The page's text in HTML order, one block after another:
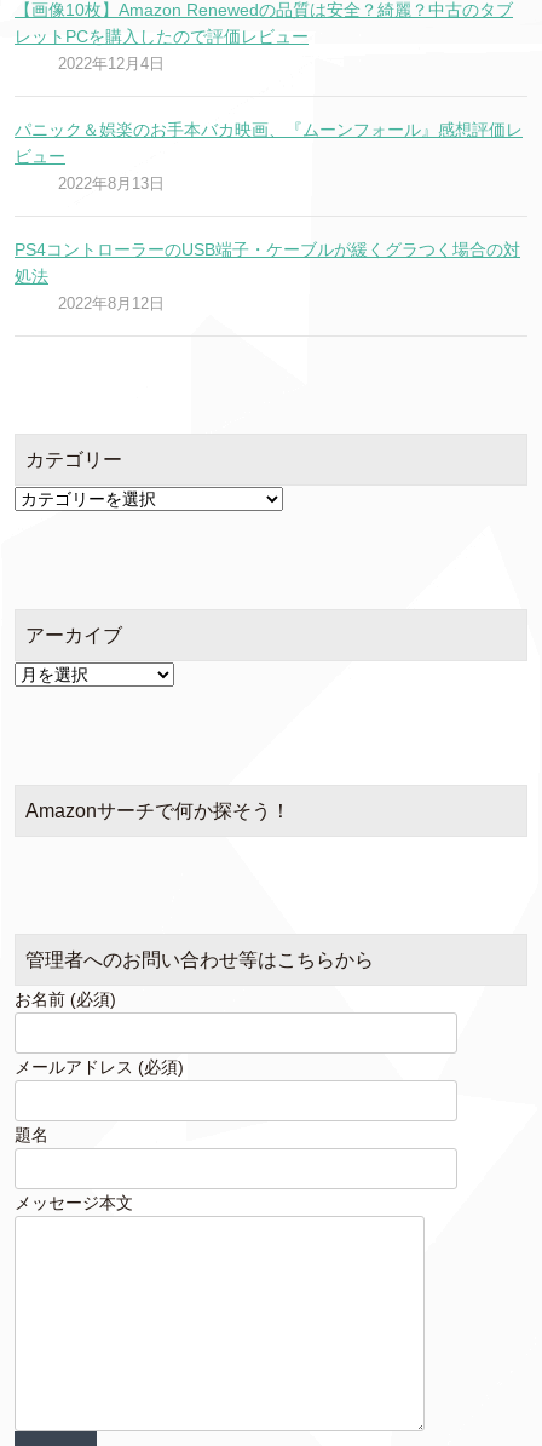
【画像10枚】Amazon Renewedの品質は安全？綺麗？中古のタブ
レットPCを購入したので評価レビュー
2022年12月4日
パニック＆娯楽のお手本バカ映画、『ムーンフォール』感想評価レ
ビュー
2022年8月13日
PS4コントローラーのUSB端子・ケーブルが緩くグラつく場合の対
処法
2022年8月12日
カテゴリー
カ
アーカイブ
ア
Amazonサーチで何か探そう！
管理者へのお問い合わせ等はこちらから
お名前 (必須)
メールアドレス (必須)
題名
メッセージ本文